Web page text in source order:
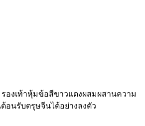
รองเท้าหุ้มข้อสีขาวแดงผสมผสานความ
อนรับตรุษจีนได้อย่างลงตัว